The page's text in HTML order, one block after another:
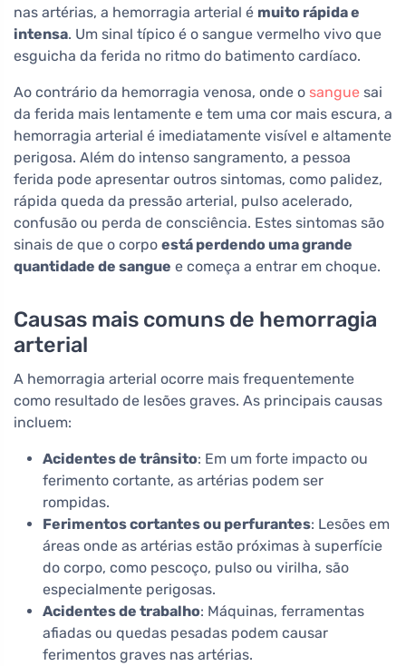
nas artérias, a hemorragia arterial é muito rápida e
intensa. Um sinal típico é o sangue vermelho vivo que
esguicha da ferida no ritmo do batimento cardíaco.
Ao contrário da hemorragia venosa, onde o sangue sai
da ferida mais lentamente e tem uma cor mais escura, a
hemorragia arterial é imediatamente visível e altamente
perigosa. Além do intenso sangramento, a pessoa
ferida pode apresentar outros sintomas, como palidez,
rápida queda da pressão arterial, pulso acelerado,
confusão ou perda de consciência. Estes sintomas são
sinais de que o corpo está perdendo uma grande
quantidade de sangue e começa a entrar em choque.
Causas mais comuns de hemorragia
arterial
A hemorragia arterial ocorre mais frequentemente
como resultado de lesões graves. As principais causas
incluem:
Acidentes de trânsito: Em um forte impacto ou
ferimento cortante, as artérias podem ser
rompidas.
Ferimentos cortantes ou perfurantes: Lesões em
áreas onde as artérias estão próximas à superfície
do corpo, como pescoço, pulso ou virilha, são
especialmente perigosas.
Acidentes de trabalho: Máquinas, ferramentas
afiadas ou quedas pesadas podem causar
ferimentos graves nas artérias.